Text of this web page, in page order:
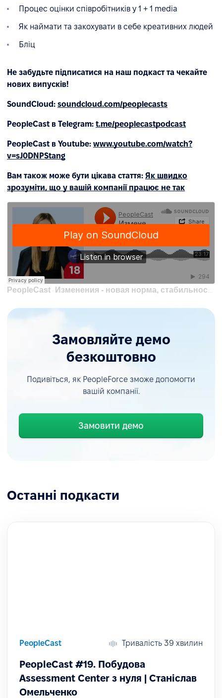
Процес оцінки співробітників у 1 + 1 media
Як наймати та закохувати в себе креативних людей
Бліц
Не забудьте підписатися на наш подкаст та чекайте
нових випусків!
SoundCloud: soundcloud.com/peoplecasts
PeopleCast в Telegram: t.me/peoplecastpodcast
PeopleCast в Youtube: www.youtube.com/watch?
v=sJ0DNPStang
Вам також може бути цікава стаття: Як швидко
зрозуміти, що у вашій компанії працює не так
PeopleCast · Изменения - новая норма, стабильность - роскошь | Ольга Мусийко, HRD 1+1 media
Замовляйте демо
безкоштовно
Подивіться, як PeopleForce зможе допомогти
вашій компанії.
Замовити демо
Останні подкасти
PeopleCast Тривалість 39 хвилин
PeopleCast #19. Побудова
Assessment Center з нуля | Станіслав
Омельченко